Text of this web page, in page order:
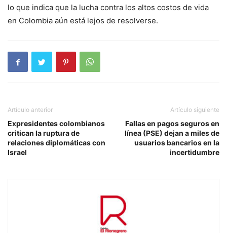
lo que indica que la lucha contra los altos costos de vida
en Colombia aún está lejos de resolverse.
Artículo anterior
Expresidentes colombianos
critican la ruptura de
relaciones diplomáticas con
Israel
Artículo siguiente
Fallas en pagos seguros en
línea (PSE) dejan a miles de
usuarios bancarios en la
incertidumbre